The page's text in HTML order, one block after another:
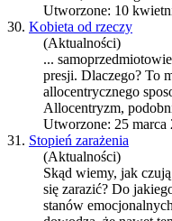
Utworzone: 10
30. Kobieta od rzeczy
(Aktualności)
...
presji. Dlaczego? To
allocentrycznego
Allocentryzm,
Utworzone: 25 marca
31. Stopień zarażenia
(Aktualności)
Skąd wiemy, jak
się zarazić? Do
stanów